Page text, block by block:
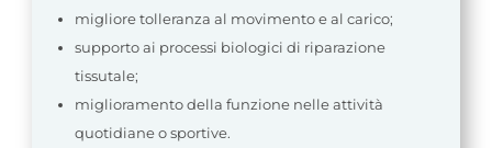
migliore tolleranza al movimento e al carico;
supporto ai processi biologici di riparazione
tissutale;
miglioramento della funzione nelle attività
quotidiane o sportive.